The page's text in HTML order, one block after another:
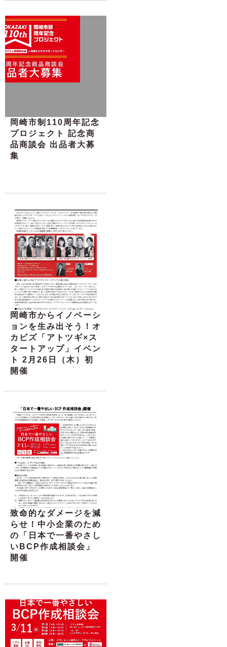
岡崎市制110周年記念
プロジェクト 記念商
品商談会 出品者大募
集
岡崎市からイノベーシ
ョンを生み出そう！オ
カビズ「アトツギ×ス
タートアップ」イベン
ト 2月26日（木）初
開催
致命的なダメージを減
らせ！中小企業のため
の「日本で一番やさし
いBCP作成相談会」
開催